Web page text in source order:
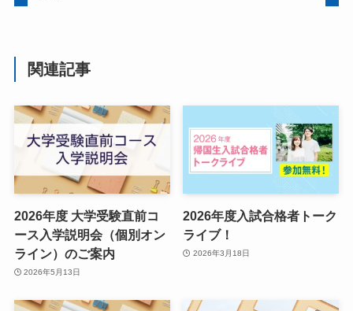
関連記事
2026年度 大学受験直前コ
ース入学説明会（個別オン
ライン）のご案内
2026年5月13日
2026年度入試合格者トーク
ライブ！
2026年3月18日